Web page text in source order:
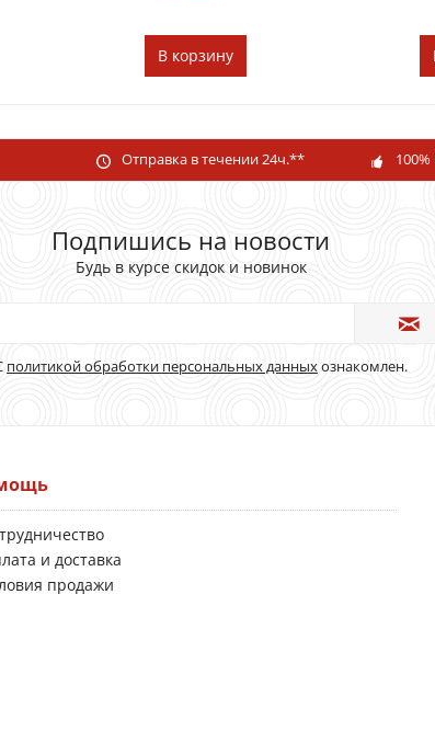
В корзину
Отправка в течении 24ч.**
Подпишись на новости
Будь в курсе скидок и новинок
политикой обработки персональных данныхознакомлен.
и доставка
продажи